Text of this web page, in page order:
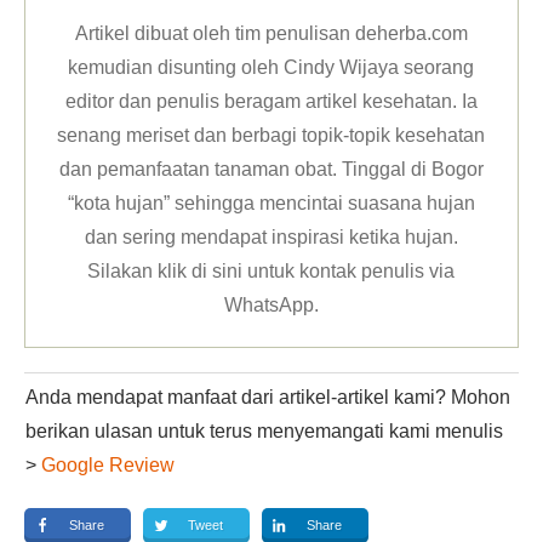
Artikel dibuat oleh tim penulisan deherba.com
kemudian disunting oleh Cindy Wijaya seorang
editor dan penulis beragam artikel kesehatan. Ia
senang meriset dan berbagi topik-topik kesehatan
dan pemanfaatan tanaman obat. Tinggal di Bogor
“kota hujan” sehingga mencintai suasana hujan
dan sering mendapat inspirasi ketika hujan.
Silakan klikdi sini untuk kontak penulis via
WhatsApp.
Anda mendapat manfaat dari artikel-artikel kami? Mohon
berikan ulasan untuk terus menyemangati kami menulis
> Google Review
Share Tweet Share